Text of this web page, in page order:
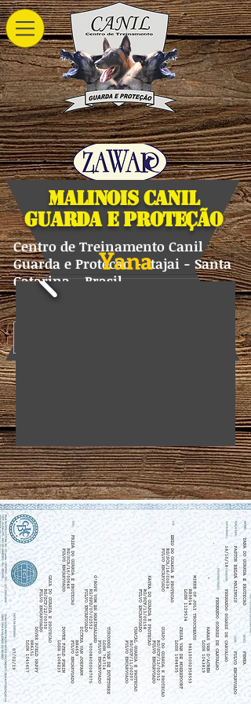
Malinois Canil
Guarda e Proteção
Centro de Treinamento Canil
Guarda e Protecao - Itajai - Santa
Catarina - Brasil
Pastor Belga Malinois
Yana